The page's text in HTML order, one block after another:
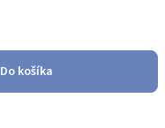
Do košíka